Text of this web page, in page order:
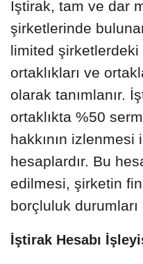
İştirak, tam ve dar
şirketlerinde
limited şirketlerdeki
ortaklıkları ve
olarak tanımlanır.
ortaklıkta %50
hakkının izlenmesi
hesaplardır. Bu
edilmesi, şirketin
borçluluk durumları
İştirak Hesabı